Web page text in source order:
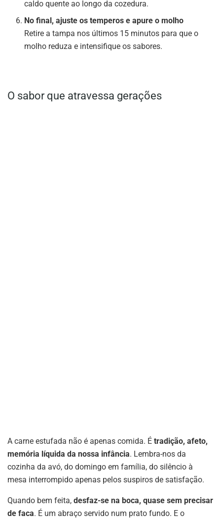
caldo quente ao longo da cozedura.
No final, ajuste os temperos e apure o molho
Retire a tampa nos últimos 15 minutos para que o
molho reduza e intensifique os sabores.
O sabor que atravessa gerações
A carne estufada não é apenas comida. É tradição, afeto,
memória líquida da nossa infância. Lembra-nos da
cozinha da avó, do domingo em família, do silêncio à
mesa interrompido apenas pelos suspiros de satisfação.
Quando bem feita, desfaz-se na boca, quase sem precisar
de faca. É um abraço servido num prato fundo. E o